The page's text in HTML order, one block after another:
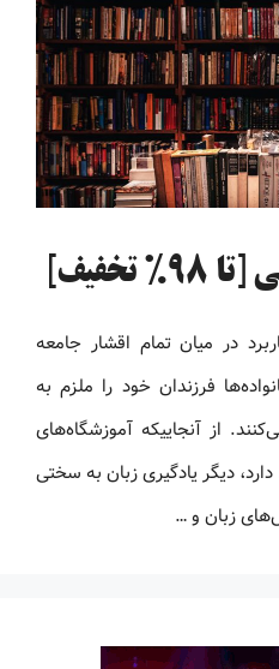
تخفیف]
در میان تمام اقشار جامعه
فرزندان خود را ملزم به
از آنجاییکه آموزشگاه‌های
دیگر یادگیری زبان به سختی
زبان و …